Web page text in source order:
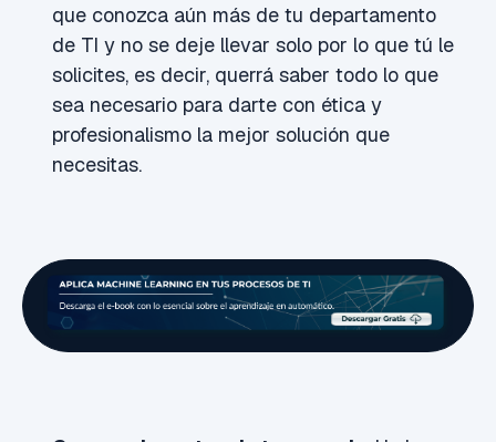
que conozca aún más de tu departamento
de TI y no se deje llevar solo por lo que tú le
solicites, es decir, querrá saber todo lo que
sea necesario para darte con ética y
profesionalismo la mejor solución que
necesitas.